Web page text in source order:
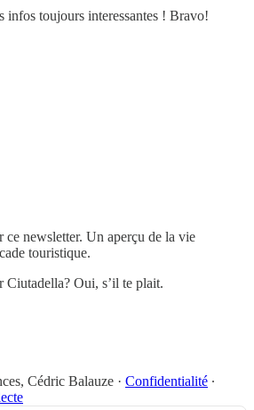
infos toujours interessantes ! Bravo!
newsletter. Un aperçu de la vie
touristique.
Oui, s’il te plait.
Cédric Balauze · Confidentialité ∙